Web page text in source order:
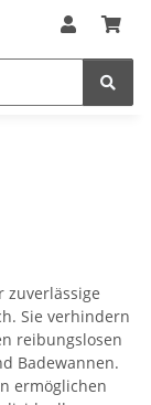
zuverlässige
Sie verhindern
reibungslosen
Badewannen.
ermöglichen